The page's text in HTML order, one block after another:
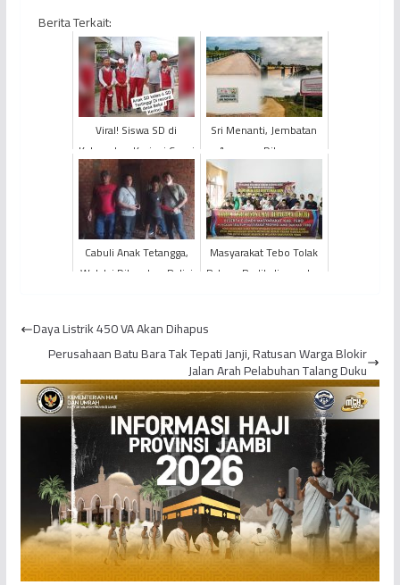
Berita Terkait:
Viral! Siswa SD di
Kabupaten Kerinci Capai
Tinggi Badan 2 Meter
Sri Menanti, Jembatan
Asa yang Dibangun
PetroChina untuk
Masyarakat Betara
Cabuli Anak Tetangga,
Wak Izi Ditangkap Polisi
Masyarakat Tebo Tolak
Paham Radikalisme dan
Daya Listrik 450 VA Akan Dihapus
Perusahaan Batu Bara Tak Tepati Janji, Ratusan Warga Blokir
Jalan Arah Pelabuhan Talang Duku